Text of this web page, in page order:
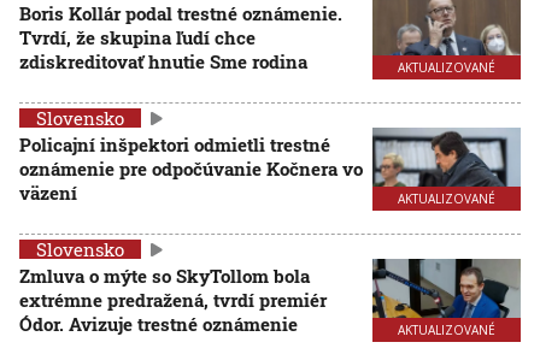
AKTUALIZOVANÉ
Boris Kollár podal trestné oznámenie.
Tvrdí, že skupina ľudí chce
zdiskreditovať hnutie Sme rodina
AKTUALIZOVANÉ
Slovensko
Policajní inšpektori odmietli trestné
oznámenie pre odpočúvanie Kočnera vo
väzení
AKTUALIZOVANÉ
Slovensko
Zmluva o mýte so SkyTollom bola
extrémne predražená, tvrdí premiér
Ódor. Avizuje trestné oznámenie